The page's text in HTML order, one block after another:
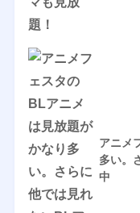
アニメ
多い。
中